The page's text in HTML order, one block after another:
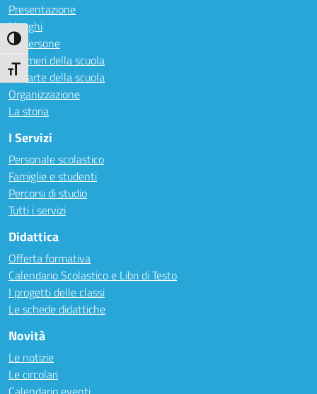
Attiva/disattiva alto contrasto
Attiva/disattiva dimensione testo
Presentazione
I luoghi
Le persone
I numeri della scuola
Le carte della scuola
Organizzazione
La storia
I Servizi
Personale scolastico
Famiglie e studenti
Percorsi di studio
Tutti i servizi
Didattica
Offerta formativa
Calendario Scolastico e Libri di Testo
I progetti delle classi
Le schede didattiche
Novità
Le notizie
Le circolari